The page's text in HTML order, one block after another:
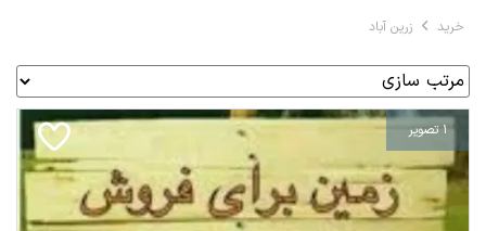
خرید زرین آباد
1 تصویر